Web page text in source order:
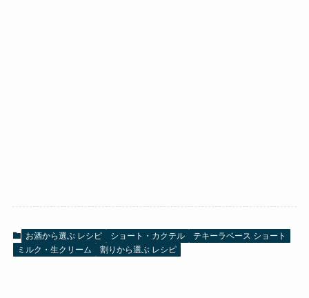
お酒から選ぶ レシピ ショート・カクテル
テキーラベース ショート
ミルク・生クリーム
割りから選ぶ レシピ